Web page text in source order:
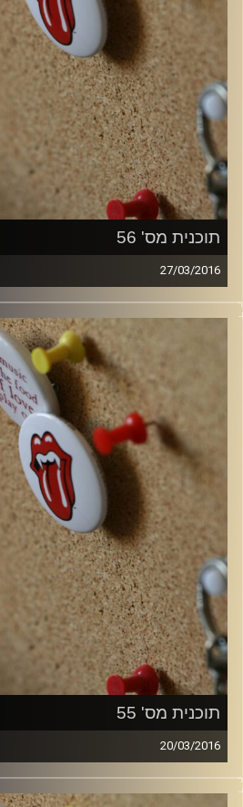
תוכנית מס' 56
27/03/2016
קלאסיקות רוק עם אורן הוף.
włodi
תוכנית מס' 55
20/03/2016
קלאסיקות רוק עם אורן הוף.